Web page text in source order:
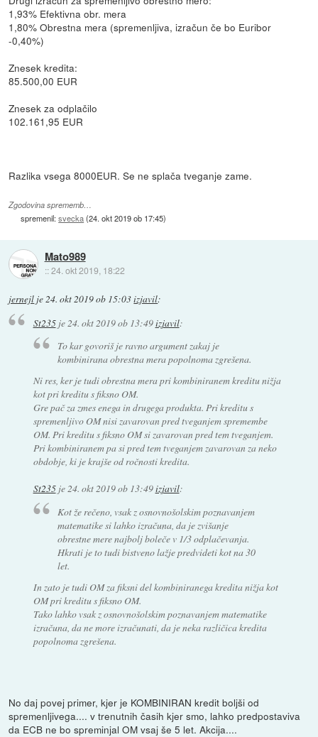
1,93% Efektivna obr. mera
1,80% Obrestna mera (spremenljiva, izračun če bo Euribor
-0,40%)
Znesek kredita:
85.500,00 EUR
Znesek za odplačilo
102.161,95 EUR
Razlika vsega 8000EUR. Se ne splača tveganje zame.
Zgodovina sprememb…
spremenil:svecka(24. okt 2019 ob 17:45)
Mato989
::24. okt 2019, 18:22
jernejl je24. okt 2019 ob 15:03izjavil:
St235je 24. okt 2019 ob 13:49izjavil:
To kar govoriš je ravno argument zakaj je
kombinirana obrestna mera popolnoma zgrešena.
Ni res, ker je tudi obrestna mera pri kombiniranem kreditu nižja
kot pri kreditu s fiksno OM.
Gre pač za zmes enega in drugega produkta. Pri kreditu s
spremenljivo OM nisi zavarovan pred tveganjem spremembe
OM. Pri kreditu s fiksno OM si zavarovan pred tem tveganjem.
Pri kombiniranem pa si pred tem tveganjem zavarovan za neko
obdobje, ki je krajše od ročnosti kredita.
St235je24. okt 2019 ob 13:49izjavil:
Kot že rečeno, vsak z osnovnošolskim poznavanjem
matematike si lahko izračuna, da je zvišanje
obrestne mere najbolj boleče v 1/3 odplačevanja.
Hkrati je to tudi bistveno lažje predvideti kot na 30
let.
In zato je tudi OM za fiksni del kombiniranega kredita nižja kot
OM pri kreditu s fiksno OM.
Tako lahko vsak z osnovnošolskim poznavanjem matematike
izračuna, da ne more izračunati, da je neka različica kredita
popolnoma zgrešena.
No daj povej primer, kjer je KOMBINIRAN kredit boljši od
spremenljivega.... v trenutnih časih kjer smo, lahko predpostaviva
da ECB ne bo spreminjal OM vsaj še 5 let. Akcija....